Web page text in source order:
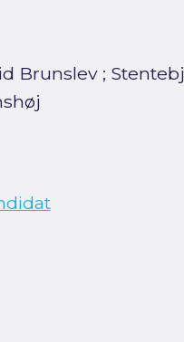
Brunslev;